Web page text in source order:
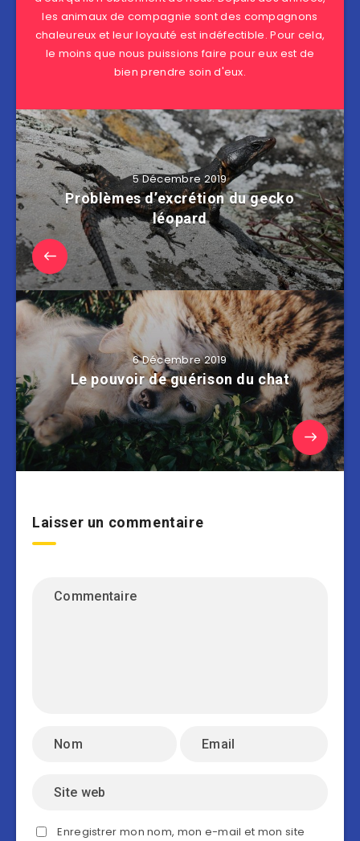
les animaux de compagnie sont des compagnons
chaleureux et leur loyauté est indéfectible. Pour cela,
le moins que nous puissions faire pour eux est de
bien prendre soin d'eux.
5 Décembre 2019
Problèmes d’excrétion du gecko
léopard
6 Décembre 2019
Le pouvoir de guérison du chat
Laisser un commentaire
Enregistrer mon nom, mon e-mail et mon site